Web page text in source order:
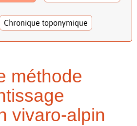
Chronique toponymique
méthode
vivaro-alpin